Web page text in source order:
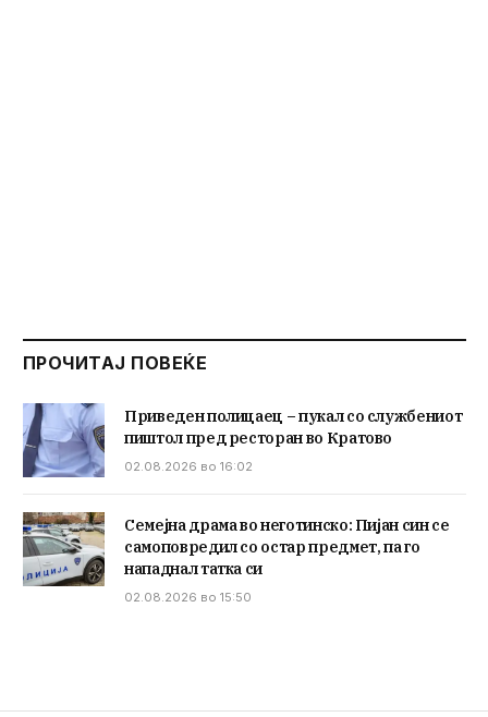
ПРОЧИТАЈ ПОВЕЌЕ
Приведен полицаец – пукал со службениот
пиштол пред ресторан во Кратово
02.08.2026 во 16:02
Семејна драма во неготинско: Пијан син се
самоповредил со остар предмет, па го
нападнал татка си
02.08.2026 во 15:50